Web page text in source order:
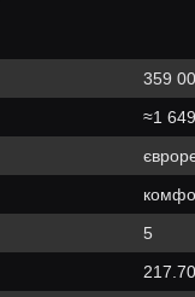
359
≈1
5
217.70